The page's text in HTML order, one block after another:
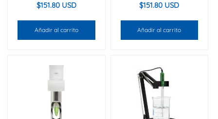
$151.80 USD
Añadir al carrito
$151.80 USD
Añadir al carrito